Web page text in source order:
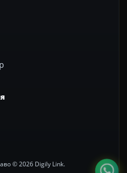
© 2026 Digily Link.